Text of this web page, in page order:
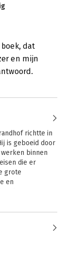
dat
en mijn
richtte in
is geboeid door
binnen
die er
grote
en
gefascineerd